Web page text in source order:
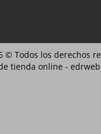
© Todos los derechos
tienda online - edrweb